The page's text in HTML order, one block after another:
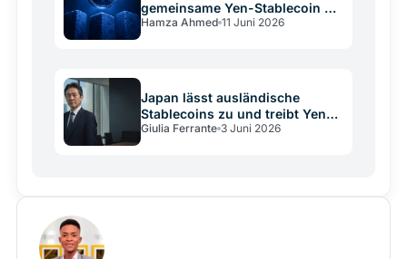
gemeinsame Yen-Stablecoin bis
März 2027
Hamza Ahmed 11 Juni 2026
Japan lässt ausländische
Stablecoins zu und treibt Yen
on-chain
Giulia Ferrante 3 Juni 2026